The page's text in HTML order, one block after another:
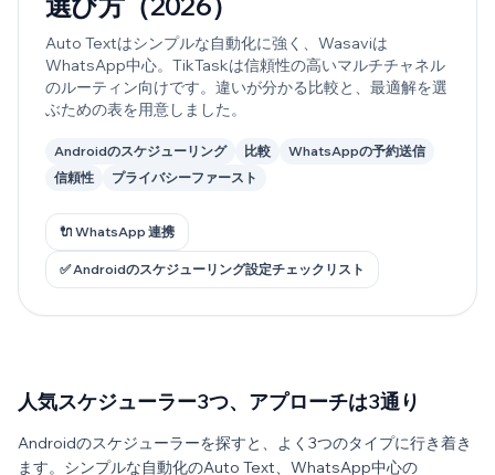
Auto Textはシンプルな自動化に強く、Wasaviは
WhatsApp中心。TikTaskは信頼性の高いマルチチャネル
のルーティン向けです。違いが分かる比較と、最適解を選
ぶための表を用意しました。
Androidのスケジューリング 比較
WhatsAppの予約送信
信頼性
プライバシーファースト
🔌 WhatsApp 連携
✅ Androidのスケジューリング設定チェックリスト
人気スケジューラー3つ、アプローチは3通り
Androidのスケジューラーを探すと、よく3つのタイプに行き着き
ます。シンプルな自動化のAuto Text、WhatsApp中心の